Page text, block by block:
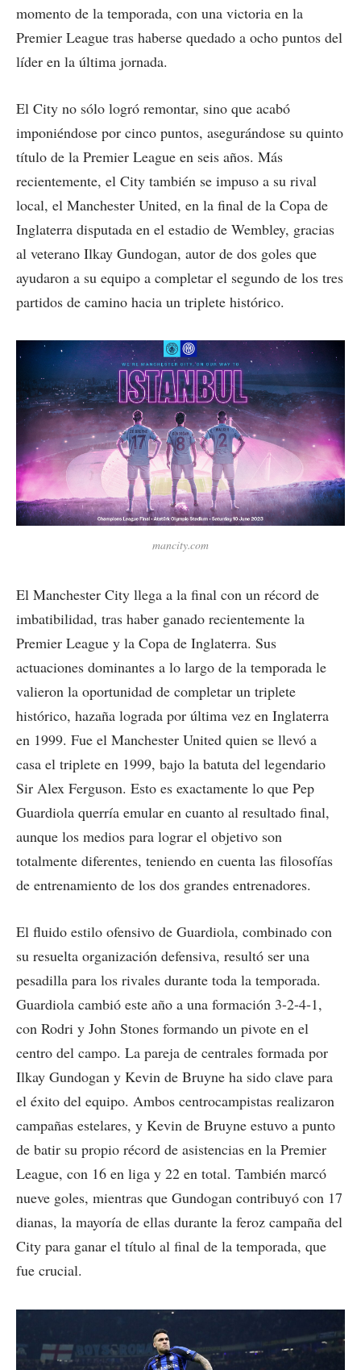
momento de la temporada, con una victoria en la
Premier League tras haberse quedado a ocho puntos del
líder en la última jornada.
El City no sólo logró remontar, sino que acabó
imponiéndose por cinco puntos, asegurándose su quinto
título de la Premier League en seis años. Más
recientemente, el City también se impuso a su rival
local, el Manchester United, en la final de la Copa de
Inglaterra disputada en el estadio de Wembley, gracias
al veterano Ilkay Gundogan, autor de dos goles que
ayudaron a su equipo a completar el segundo de los tres
partidos de camino hacia un triplete histórico.
mancity.com
El Manchester City llega a la final con un récord de
imbatibilidad, tras haber ganado recientemente la
Premier League y la Copa de Inglaterra. Sus
actuaciones dominantes a lo largo de la temporada le
valieron la oportunidad de completar un triplete
histórico, hazaña lograda por última vez en Inglaterra
en 1999. Fue el Manchester United quien se llevó a
casa el triplete en 1999, bajo la batuta del legendario
Sir Alex Ferguson. Esto es exactamente lo que Pep
Guardiola querría emular en cuanto al resultado final,
aunque los medios para lograr el objetivo son
totalmente diferentes, teniendo en cuenta las filosofías
de entrenamiento de los dos grandes entrenadores.
El fluido estilo ofensivo de Guardiola, combinado con
su resuelta organización defensiva, resultó ser una
pesadilla para los rivales durante toda la temporada.
Guardiola cambió este año a una formación 3-2-4-1,
con Rodri y John Stones formando un pivote en el
centro del campo. La pareja de centrales formada por
Ilkay Gundogan y Kevin de Bruyne ha sido clave para
el éxito del equipo. Ambos centrocampistas realizaron
campañas estelares, y Kevin de Bruyne estuvo a punto
de batir su propio récord de asistencias en la Premier
League, con 16 en liga y 22 en total. También marcó
nueve goles, mientras que Gundogan contribuyó con 17
dianas, la mayoría de ellas durante la feroz campaña del
City para ganar el título al final de la temporada, que
fue crucial.